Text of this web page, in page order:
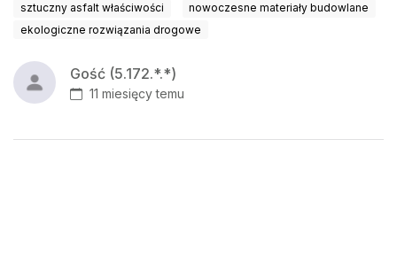
sztuczny asfalt właściwości
nowoczesne materiały budowlane
ekologiczne rozwiązania drogowe
Gość (5.172.*.*)
11 miesięcy temu